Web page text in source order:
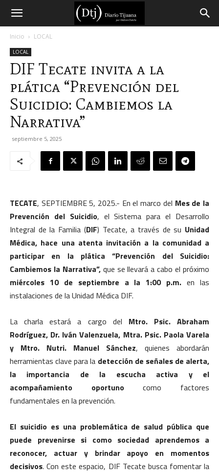
Diario
Tijuana
Inicio LOCAL
LOCAL
DIF Tecate invita a la
plática “Prevención del
Suicidio: Cambiemos la
Narrativa”
septiembre 5, 2025
TECATE, SEPTIEMBRE 5, 2025.- En el marco del Mes de la
Prevención del Suicidio, el Sistema para el Desarrollo
Integral de la Familia (DIF) Tecate, a través de su Unidad
Médica, hace una atenta invitación a la comunidad a
participar en la plática “Prevención del Suicidio:
Cambiemos la Narrativa”,que se llevará a cabo el próximo
miércoles 10 de septiembre a la 1:00 p.m. en las
instalaciones de la Unidad Médica DIF.
La charla estará a cargo del Mtro. Psic. Abraham
Rodríguez, Dr. Iván Valenzuela, Mtra. Psic. Paola Varela
y Mtro. Nutri. Manuel Sánchez, quienes abordarán
herramientas clave para la detección de señales de alerta,
la importancia de la escucha activa y el
acompañamiento oportunocomo factores
fundamentales en la prevención.
El suicidio es una problemática de salud pública que
puede prevenirse si como sociedad aprendemos a
reconocer, actuar y brindar apoyo en momentos
decisivos. Con este espacio, DIF Tecate busca fomentar la